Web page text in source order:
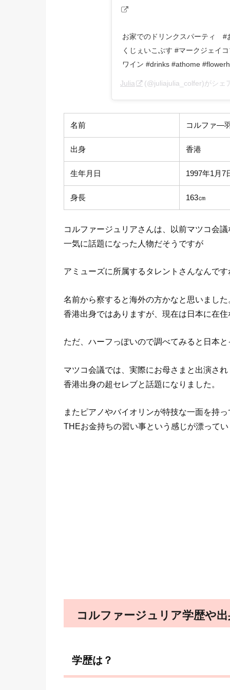
お家でのドリンクスパーティ #
くじぇいこぶす #マークジェイ
ワイン #drinks #athome
Julia (@juliajulia_colfer)がシェ
名前 コルファ―
出身 香港
生年月日 1997年1月7
身長 163㎝
コルファージュリアさんは、以前マツコ会
一気に話題になった人物だそうですが
アミューズに所属するタレントさんなんです
名前から察すると海外の方かなと思いました
香港出身ではありますが、現在は日本に在
ただ、ハーフっぽいので調べてみると日本
マツコ会議では、実際にお母さまと出演され
香港出身の超セレブと話題になりました。
またピアノやバイオリンが特技な一面を持
THEお金持ちの習い事という感じが漂って
コルファージュリア学歴や
学歴は？